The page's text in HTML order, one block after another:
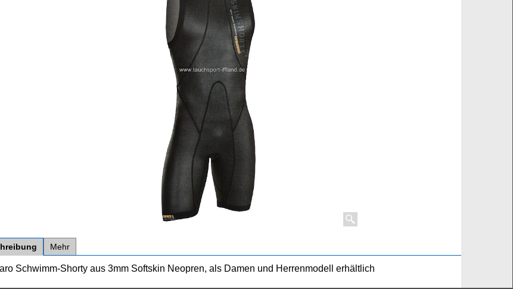
Mehr
Schwimm-Shorty aus 3mm Softskin Neopren, als Damen und Herrenmodell erhältlich